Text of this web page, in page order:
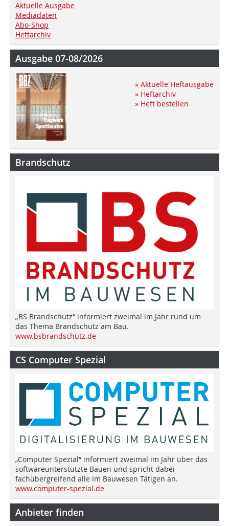
Aktuelle Ausgabe
Mediadaten
Abo-Shop
Heftarchiv
Ausgabe 07-08/2026
» Aktuelle Heftausgabe
» Heftarchiv
» Heft bestellen
Brandschutz
„BS Brandschutz“ informiert zweimal im Jahr rund um
das Thema Brandschutz am Bau.
www.bsbrandschutz.de
CS Computer Spezial
„Computer Spezial“ informiert zweimal im Jahr über das
softwareunterstützte Bauen und spricht dabei
fachübergreifend alle im Bauwesen Tätigen an.
www.computer-spezial.de
Anbieter finden